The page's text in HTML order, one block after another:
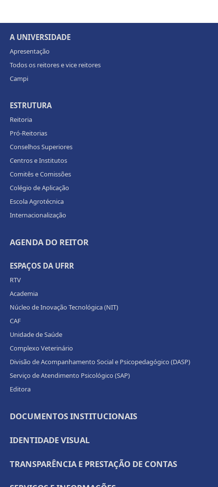
A UNIVERSIDADE
Apresentação
Todos os reitores e vice reitores
Campi
ESTRUTURA
Reitoria
Pró-Reitorias
Conselhos Superiores
Centros e Institutos
Comitês e Comissões
Colégio de Aplicação
Escola Agrotécnica
Internacionalização
AGENDA DO REITOR
ESPAÇOS DA UFRR
RTV
Academia
Núcleo de Inovação Tecnológica (NIT)
CAF
Unidade de Saúde
Complexo Veterinário
Divisão de Acompanhamento Social e Psicopedagógico (DASP)
Serviço de Atendimento Psicológico (SAP)
Editora
DOCUMENTOS INSTITUCIONAIS
IDENTIDADE VISUAL
TRANSPARÊNCIA E PRESTAÇÃO DE CONTAS